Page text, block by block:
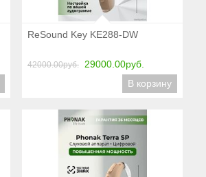
Подробнее
ReSound Key KE288-DW
42000.00руб.
29000.00руб.
В корзину